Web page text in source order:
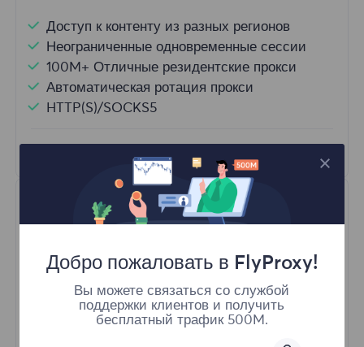
Доступ к контенту из разных регионов
Неограниченные одновременные сессии
100M+ Отличные резидентские прокси
Автоматическая ротация прокси
HTTP(S)/SOCKS5
Неограниченные резидентные
Добро пожаловать в FlyProxy!
Вы можете связаться со службой
поддержки клиентов и получить
бесплатный трафик 500M.